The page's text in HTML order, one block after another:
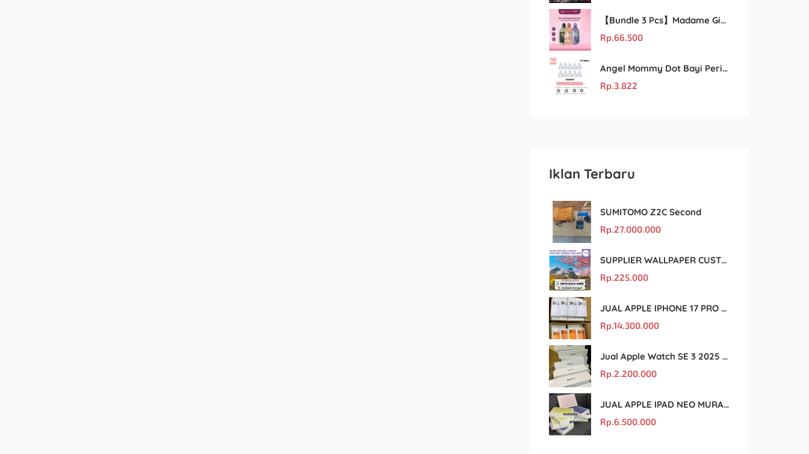
【Bundle 3 Pcs】Madame Gie Shower Glow – Solusi Perawatan Kulit dalam Satu Paket!
Rp.66.500
Angel Mommy Dot Bayi Peristaltic S/M/L/X-Cut / Puting Lebar Buram 10pcs
Rp.3.822
Iklan Terbaru
SUMITOMO Z2C Second
Rp.27.000.000
SUPPLIER WALLPAPER CUSTOM TERBAIK MALANG
Rp.225.000
JUAL APPLE IPHONE 17 PRO MAX MURAH DAN ORIGINAL
Rp.14.300.000
Jual Apple Watch SE 3 2025 BM Murah Dan original
Rp.2.200.000
JUAL APPLE IPAD NEO MURAH DAN ORIGINAL
Rp.6.500.000